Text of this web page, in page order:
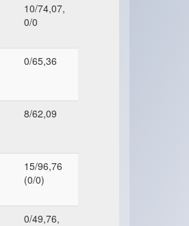
10/74,07,
0/0
0/65,36
8/62,09
15/96,76
(0/0)
0/49,76,